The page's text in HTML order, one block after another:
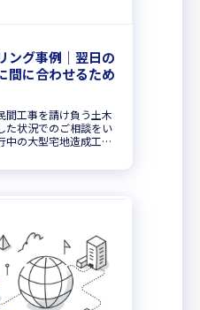
ング事例｜翌日の
間に合わせるため
間工事を請け負う土木
た状況でのご相談をい
中の大型宅地造成工事
間延長となりまし